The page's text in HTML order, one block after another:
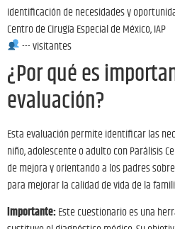
Identificación de necesidades y
Centro de Cirugía Especial de México, IAP
---visitantes
¿Por qué es
evaluación?
Esta evaluación permite identificar las
niño, adolescente o adulto con Parálisis
de mejora y orientando a los padres
para mejorar la calidad de vida de la
Importante:Este cuestionario es una